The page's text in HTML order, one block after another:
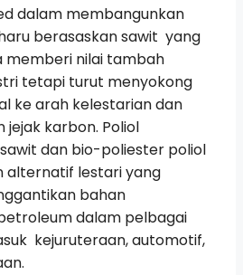
dalam membangunkan
berasaskan sawit yang
memberi nilai tambah
tetapi turut menyokong
ke arah kelestarian dan
jejak karbon. Poliol
dan bio-poliester poliol
alternatif lestari yang
bahan
dalam pelbagai
kejuruteraan, automotif,